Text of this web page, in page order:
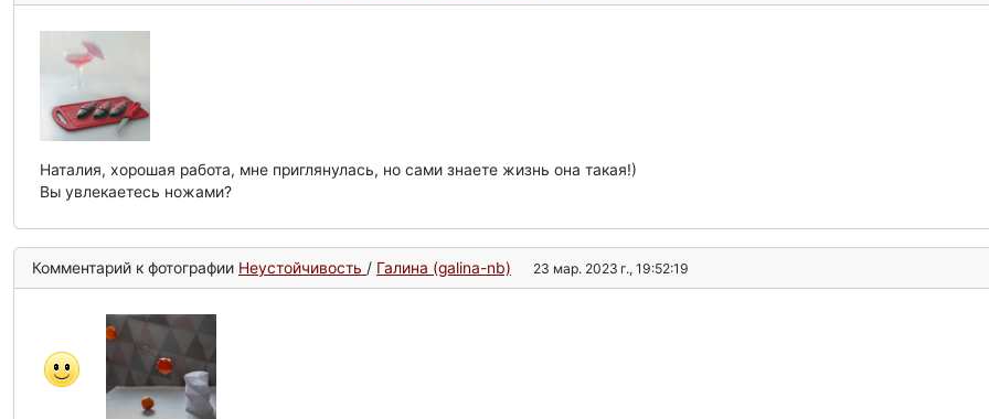
Наталия, хорошая работа, мне приглянулась, но сами знаете жизнь она такая!)
Вы увлекаетесь ножами?
Комментарий к фотографии Неустойчивость / Галина (galina-nb) 23 мар. 2023 г., 19:52:19